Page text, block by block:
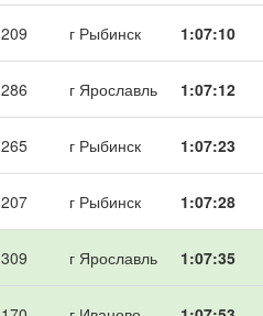
209 г Рыбинск 1:07:10
286 г Ярославль 1:07:12
265 г Рыбинск 1:07:23
207 г Рыбинск 1:07:28
309 г Ярославль 1:07:35